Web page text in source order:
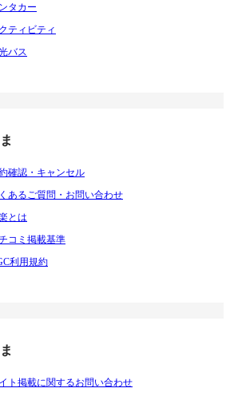
タカー
ティビティ
バス
確認・キャンセル
あるご質問・お問い合わせ
とは
コミ掲載基準
利用規約
ト掲載に関するお問い合わせ